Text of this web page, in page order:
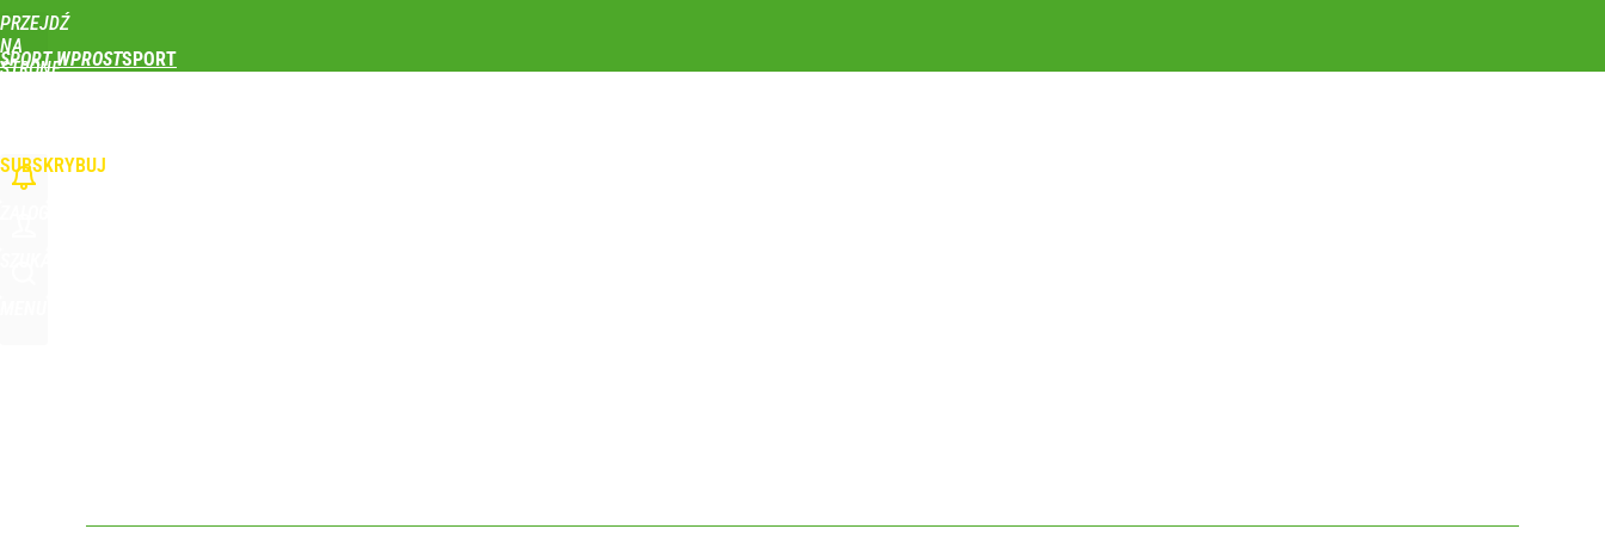
PRZEJDŹ
NA
STRONĘ
SPORT WPROST
SUBSKRYBUJ